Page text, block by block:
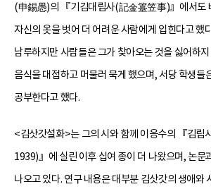
(申錫愚)의 『기김대립사(記金籉笠事)』에서도
자신의 옷을 벗어 더 어려운 사람에게 입힌다고 했
남루하지만 사람들은 그가 찾아오는 것을 싫어하
음식을 대접하고 머물러 묵게 했으며, 서당 학생들
공부한다고 했다.
<김삿갓설화>는 그의 시와 함께 이응수의 『김립
1939)』에 실린 이후 십여 종이 더 나왔으며, 논문
나오고 있다. 연구 내용은 대부분 김삿갓의 생애와